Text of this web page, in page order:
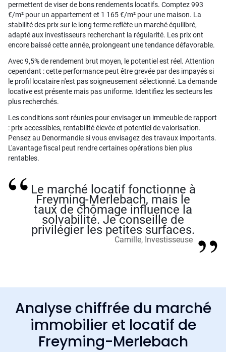
permettent de viser de bons rendements locatifs. Comptez 993
€/m² pour un appartement et 1 165 €/m² pour une maison. La
stabilité des prix sur le long terme reflète un marché équilibré,
adapté aux investisseurs recherchant la régularité. Les prix ont
encore baissé cette année, prolongeant une tendance défavorable.
Avec 9,5% de rendement brut moyen, le potentiel est réel. Attention
cependant : cette performance peut être grevée par des impayés si
le profil locataire n'est pas soigneusement sélectionné. La demande
locative est présente mais pas uniforme. Identifiez les secteurs les
plus recherchés.
Les conditions sont réunies pour envisager un immeuble de rapport
: prix accessibles, rentabilité élevée et potentiel de valorisation.
Pensez au Denormandie si vous envisagez des travaux importants.
L'avantage fiscal peut rendre certaines opérations bien plus
rentables.
Le marché locatif fonctionne à
Freyming-Merlebach, mais le
taux de chômage influence la
solvabilité. Je conseille de
privilégier les petites surfaces.
Camille, Investisseuse
Analyse chiffrée du marché
immobilier et locatif de
Freyming-Merlebach